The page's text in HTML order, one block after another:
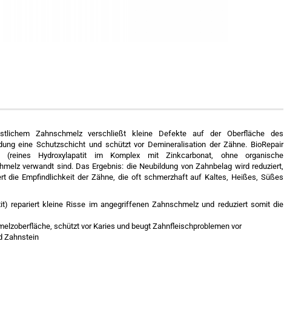
Zahnschmelz verschließt kleine Defekte auf der Oberfläche des
eine Schutzschicht und schützt vor Demineralisation der Zähne. BioRepair
(reines Hydroxylapatit im Komplex mit Zinkcarbonat, ohne organische
verwandt sind. Das Ergebnis: die Neubildung von Zahnbelag wird reduziert,
die Empfindlichkeit der Zähne, die oft schmerzhaft auf Kaltes, Heißes, Süßes
repariert kleine Risse im angegriffenen Zahnschmelz und reduziert somit die
schützt vor Karies und beugt Zahnfleischproblemen vor
Zahnstein